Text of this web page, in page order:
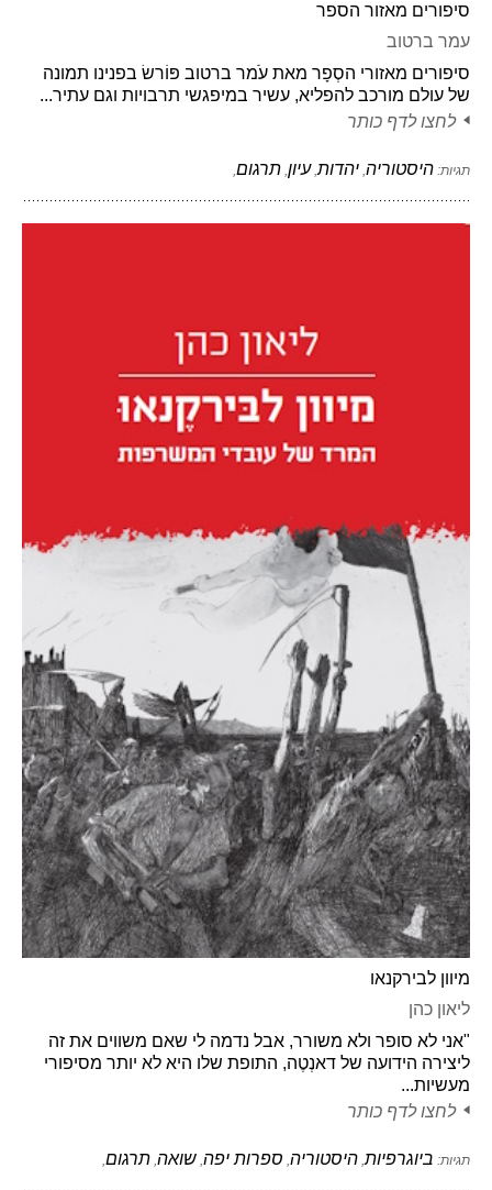
סיפורים מאזור הספר
עמר ברטוב
סיפורים מאזורי הסְפָר מאת עֹֹמר ברטוב פּוֹרשׂ בפנינו תמונה
של עולם מורכב להפליא, עשיר במיפגשי תרבויות וגם עתיר...
לחצו לדף כותר
תגיות: היסטוריה, יהדות,עיון, תרגום,
מיוון לבירקנאו
ליאון כהן
"אני לא סופר ולא משורר, אבל נדמה לי שאם משווים את זה
ליצירה הידועה של דאנְטֶה, התופת שלו היא לא יותר מסיפורי
מעשיות...
לחצו לדף כותר
תגיות: ביוגרפיות, היסטוריה, ספרות יפה, שואה, תרגום,